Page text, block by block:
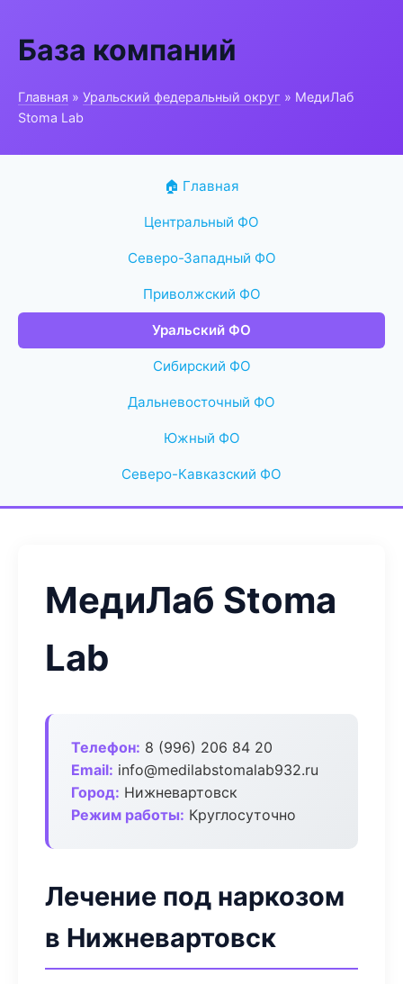
База компаний
Главная » Уральский федеральный округ » МедиЛаб
Stoma Lab
🏠 Главная
Центральный ФО
Северо-Западный ФО
Приволжский ФО
Уральский ФО
Сибирский ФО
Дальневосточный ФО
Южный ФО
Северо-Кавказский ФО
МедиЛаб Stoma
Lab
Телефон: 8 (996) 206 84 20
Email: info@medilabstomalab932.ru
Город: Нижневартовск
Режим работы: Круглосуточно
Лечение под наркозом
в Нижневартовск